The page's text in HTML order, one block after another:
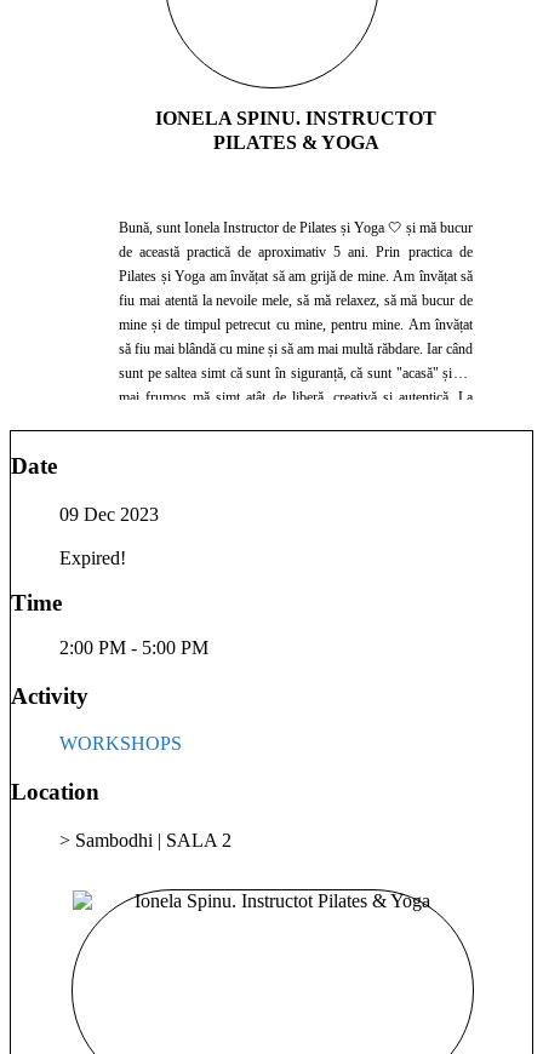
IONELA SPINU. INSTRUCTOT
PILATES & YOGA
Bună, sunt Ionela Instructor de Pilates și Yoga 🤍 și mă bucur
de această practică de aproximativ 5 ani. Prin practica de
Pilates și Yoga am învățat să am grijă de mine. Am învățat să
fiu mai atentă la nevoile mele, să mă relaxez, să mă bucur de
mine și de timpul petrecut cu mine, pentru mine. Am învățat
să fiu mai blândă cu mine și să am mai multă răbdare. Iar când
sunt pe saltea simt că sunt în siguranță, că sunt "acasă" și cel
mai frumos mă simt atât de liberă, creativă și autentică. La
când ne bucurăm de timpul petrecut cu noi 💕. Te astept cu
Date
09 Dec 2023
Expired!
Time
2:00 PM - 5:00 PM
Activity
WORKSHOPS
Location
> Sambodhi | SALA 2